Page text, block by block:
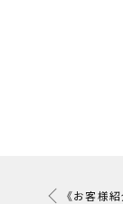
《お客様